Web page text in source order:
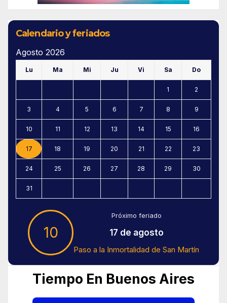
Calendario y feriados
Agosto 2026
Lu Ma Mi Ju Vi Sa Do
1 2
3 4 5 6 7 8 9
10 11 12 13 14 15 16
17 18 19 20 21 22 23
24 25 26 27 28 29 30
31
10
Próximo feriado
17 de agosto
Paso a la Inmortalidad de San Martín
Tiempo En Buenos Aires